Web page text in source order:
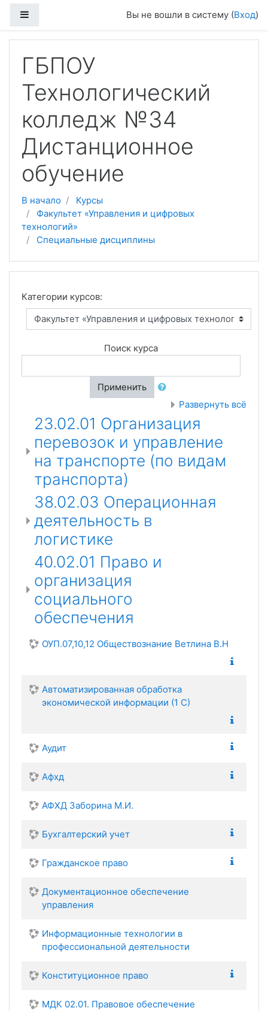
Вы не вошли в систему (Вход)
ГБПОУ
Технологический
колледж №34
Дистанционное
обучение
В начало
Курсы
Факультет «Управления и цифровых
технологий»
Специальные дисциплины
Категории курсов:
Поиск курса
Применить
Развернуть всё
23.02.01 Организация
перевозок и управление
на транспорте (по видам
транспорта)
38.02.03 Операционная
деятельность в
логистике
40.02.01 Право и
организация
социального
обеспечения
ОУП.07,10,12 Обществознание Ветлина В.Н
Автоматизированная обработка
экономической информации (1 С)
Аудит
Афхд
АФХД Заборина М.И.
Бухгалтерский учет
Гражданское право
Документационное обеспечение
управления
Информационные технологии в
профессиональной деятельности
Конституционное право
МДК 02.01. Правовое обеспечение